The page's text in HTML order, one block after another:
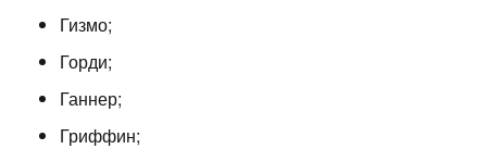
Гизмо;
Горди;
Ганнер;
Гриффин;